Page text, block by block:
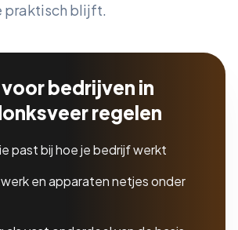
praktisch blijft.
bedrijven in
regelen
past bij hoe je bedrijf werkt
en apparaten netjes onder